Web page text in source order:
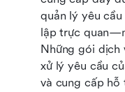
quản lý yêu
lập trực
Những gói dịch
xử lý yêu cầu
và cung cấp hỗ